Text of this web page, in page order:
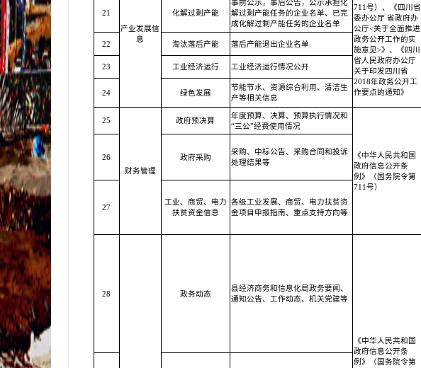
产业发展信
息
711号）、《四川省
委办公厅 省政府办
公厅<关于全面推进
政务公开工作的实
施意见>》、《四川
省人民政府办公厅
关于印发四川省
2018年政务公开工
作要点的通知》
21 化解过剩产能
事前公示，事后公告，公示承担化
解过剩产能任务的企业名单、已完
成化解过剩产能任务的企业名单
22 淘汰落后产能 落后产能退出企业名单
23 工业经济运行 工业经济运行情况公开
24 绿色发展
节能节水、资源综合利用、清洁生
产等相关信息
25
财务管理
政府预决算
年度预算、决算、预算执行情况和
“三公”经费使用情况
《中华人民共和国
政府信息公开条
例》（国务院令第
711号）
26 政府采购
采购、中标公告、采购合同和投诉
处理结果等
27
工业、商贸、电力
扶贫资金信息
各级工业发展、商贸、电力扶贫资
金项目申报指南、重点支持方向等
28 政务动态
县经济商务和信息化局政务要闻、
通知公告、工作动态、机关党建等
《中华人民共和国
政府信息公开条
例》（国务院令第